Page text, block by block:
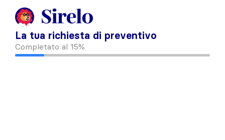
La tua richiesta di preventivo
Completato al 15%